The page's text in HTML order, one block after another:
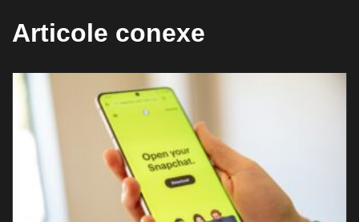
Articole conexe